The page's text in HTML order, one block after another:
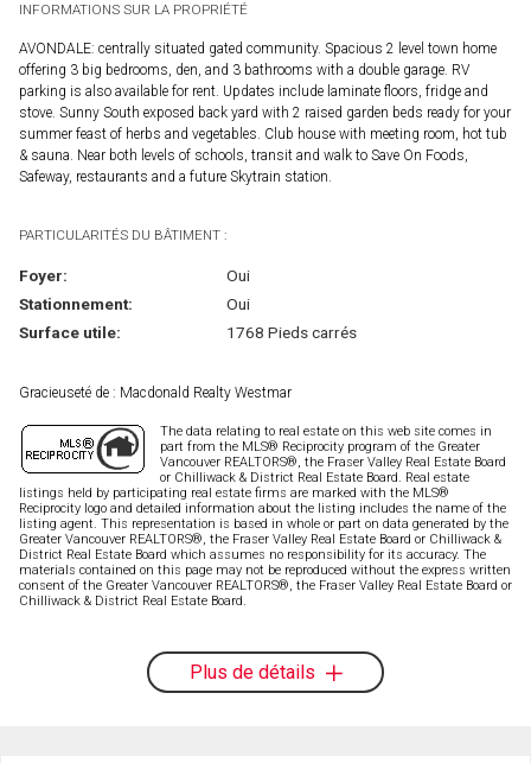
INFORMATIONS SUR LA PROPRIÉTÉ
AVONDALE: centrally situated gated community. Spacious 2 level town home
offering 3 big bedrooms, den, and 3 bathrooms with a double garage. RV
parking is also available for rent. Updates include laminate floors, fridge and
stove. Sunny South exposed back yard with 2 raised garden beds ready for your
summer feast of herbs and vegetables. Club house with meeting room, hot tub
& sauna. Near both levels of schools, transit and walk to Save On Foods,
Safeway, restaurants and a future Skytrain station.
PARTICULARITÉS DU BÂTIMENT :
Foyer:
Oui
Stationnement:
Oui
Surface utile:
1768 Pieds carrés
Gracieuseté de : Macdonald Realty Westmar
The data relating to real estate on this web site comes in
part from the MLS® Reciprocity program of the Greater
Vancouver REALTORS®, the Fraser Valley Real Estate Board
or Chilliwack & District Real Estate Board. Real estate
listings held by participating real estate firms are marked with the MLS®
Reciprocity logo and detailed information about the listing includes the name of the
listing agent. This representation is based in whole or part on data generated by the
Greater Vancouver REALTORS®, the Fraser Valley Real Estate Board or Chilliwack &
District Real Estate Board which assumes no responsibility for its accuracy. The
materials contained on this page may not be reproduced without the express written
consent of the Greater Vancouver REALTORS®, the Fraser Valley Real Estate Board or
Chilliwack & District Real Estate Board.
Plus de détails